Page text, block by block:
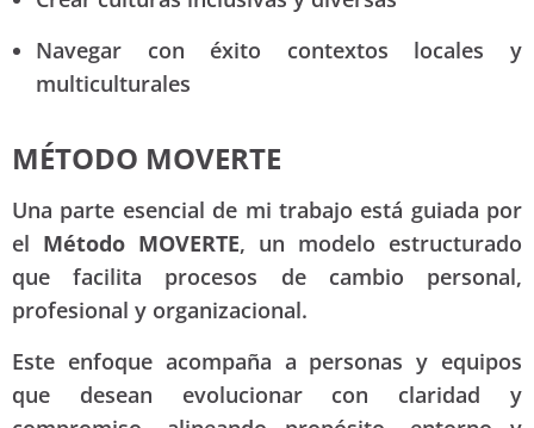
Navegar con éxito contextos locales y
multiculturales
MÉTODO MOVERTE
Una parte esencial de mi trabajo está guiada por
el Método MOVERTE, un modelo estructurado
que facilita procesos de cambio personal,
profesional y organizacional.
Este enfoque acompaña a personas y equipos
que desean evolucionar con claridad y